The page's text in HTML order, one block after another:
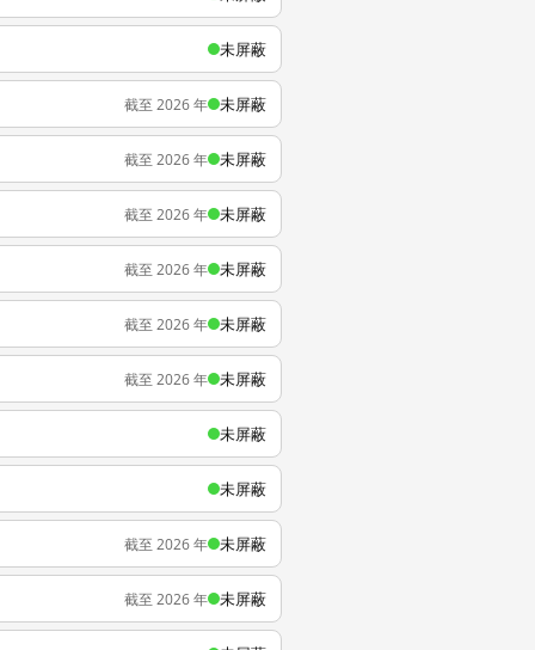
未屏蔽
截至 2026 年 未屏蔽
截至 2026 年 未屏蔽
截至 2026 年 未屏蔽
截至 2026 年 未屏蔽
截至 2026 年 未屏蔽
截至 2026 年 未屏蔽
未屏蔽
未屏蔽
截至 2026 年 未屏蔽
截至 2026 年 未屏蔽